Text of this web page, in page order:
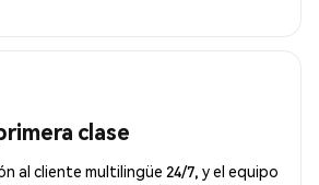
clase
al cliente multilingüe 24/7, y el equipo